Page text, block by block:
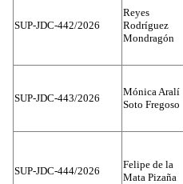
SUP-JDC-442/2026
Reyes
Rodríguez
Mondragón
SUP-JDC-443/2026
Mónica Aralí
Soto Fregoso
SUP-JDC-444/2026
Felipe de la
Mata Pizaña